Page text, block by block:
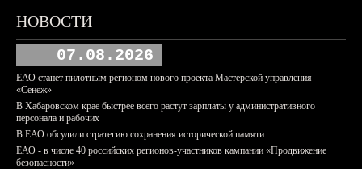
НОВОСТИ
07.08.2026
ЕАО станет пилотным регионом нового проекта Мастерской управления
«Сенеж»
В Хабаровском крае быстрее всего растут зарплаты у административного
персонала и рабочих
В ЕАО обсудили стратегию сохранения исторической памяти
ЕАО - в числе 40 российских регионов-участников кампании «Продвижение
безопасности»